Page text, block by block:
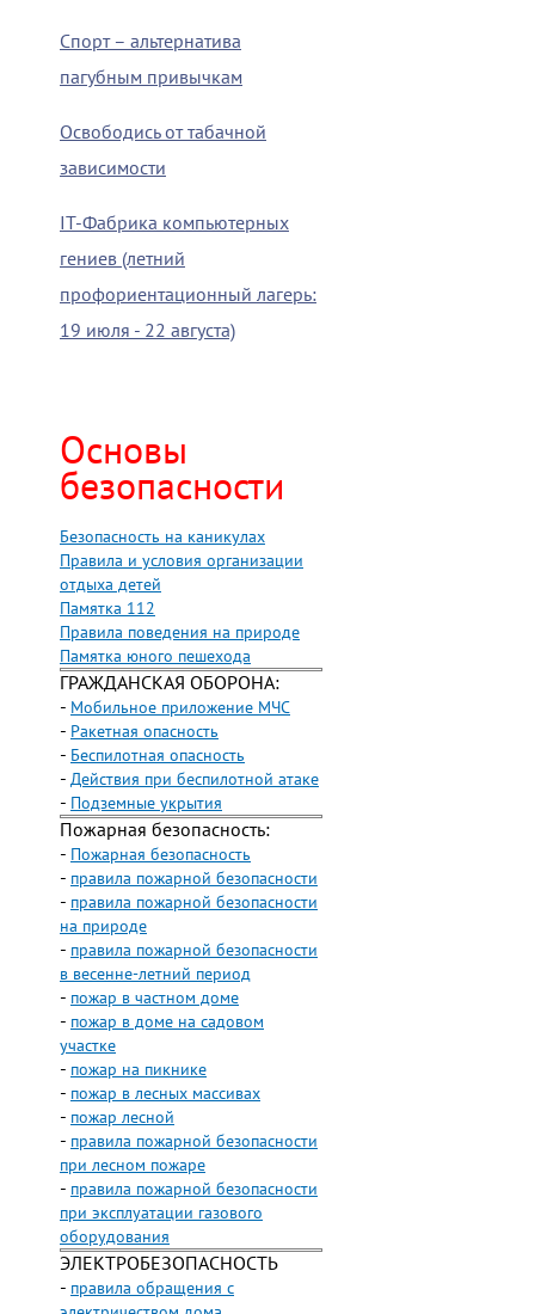
Спорт – альтернатива
пагубным привычкам
Освободись от табачной
зависимости
IT-Фабрика компьютерных
гениев (летний
профориентационный лагерь:
19 июля - 22 августа)
Основы
безопасности
Безопасность на каникулах
Правила и условия организации
отдыха детей
Памятка 112
Правила поведения на природе
Памятка юного пешехода
ГРАЖДАНСКАЯ ОБОРОНА:
- Мобильное приложение МЧС
- Ракетная опасность
- Беспилотная опасность
- Действия при беспилотной атаке
- Подземные укрытия
Пожарная безопасность:
- Пожарная безопасность
- правила пожарной безопасности
- правила пожарной безопасности
на природе
- правила пожарной безопасности
в весенне-летний период
- пожар в частном доме
- пожар в доме на садовом
участке
- пожар на пикнике
- пожар в лесных массивах
- пожар лесной
- правила пожарной безопасности
при лесном пожаре
- правила пожарной безопасности
при эксплуатации газового
оборудования
ЭЛЕКТРОБЕЗОПАСНОСТЬ
- правила обращения с